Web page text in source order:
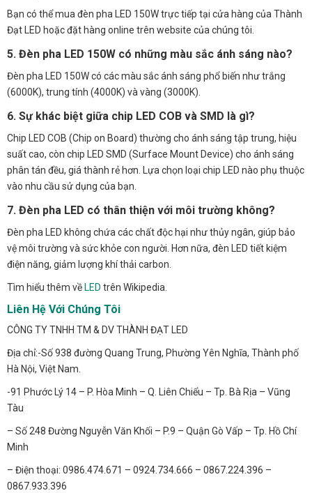
Bạn có thể mua đèn pha LED 150W trực tiếp tại cửa hàng của Thành
Đạt LED hoặc đặt hàng online trên website của chúng tôi.
5. Đèn pha LED 150W có những màu sắc ánh sáng nào?
Đèn pha LED 150W có các màu sắc ánh sáng phổ biến như trắng
(6000K), trung tính (4000K) và vàng (3000K).
6. Sự khác biệt giữa chip LED COB và SMD là gì?
Chip LED COB (Chip on Board) thường cho ánh sáng tập trung, hiệu
suất cao, còn chip LED SMD (Surface Mount Device) cho ánh sáng
phân tán đều, giá thành rẻ hơn. Lựa chọn loại chip LED nào phụ thuộc
vào nhu cầu sử dụng của bạn.
7. Đèn pha LED có thân thiện với môi trường không?
Đèn pha LED không chứa các chất độc hại như thủy ngân, giúp bảo
vệ môi trường và sức khỏe con người. Hơn nữa, đèn LED tiết kiệm
điện năng, giảm lượng khí thải carbon.
Tìm hiểu thêm về LED trên Wikipedia.
Liên Hệ Với Chúng Tôi
CÔNG TY TNHH TM & DV THÀNH ĐẠT LED
Địa chỉ:-Số 938 đường Quang Trung, Phường Yên Nghĩa, Thành phố
Hà Nội, Việt Nam.
-91 Phước Lý 14 – P. Hòa Minh – Q. Liên Chiểu – Tp. Bà Rịa – Vũng
Tàu
– Số 248 Đường Nguyễn Văn Khối – P.9 – Quận Gò Vấp – Tp. Hồ Chí
Minh
– Điện thoại: 0986.474.671 – 0924.734.666 – 0867.224.396 –
0867.933.396